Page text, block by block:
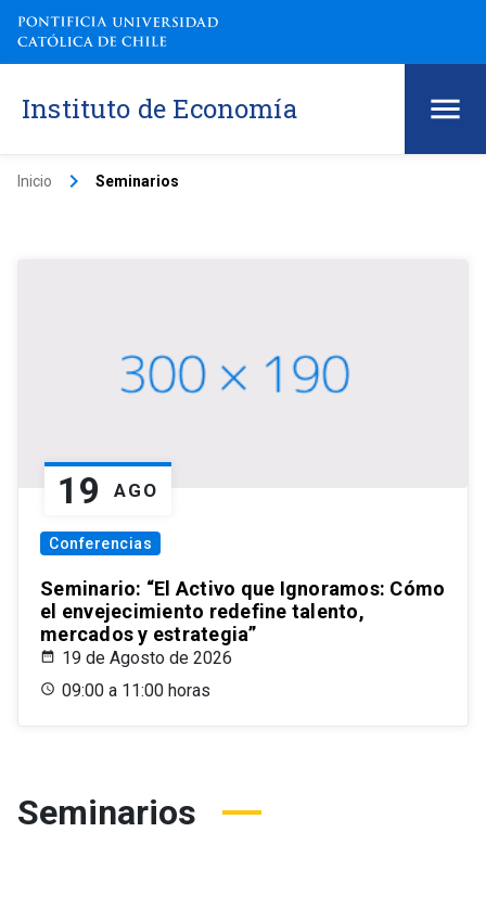
Instituto de Economía
Inicio keyboard_arrow_right Seminarios
19 AGO
Conferencias
Seminario: “El Activo que Ignoramos: Cómo
el envejecimiento redefine talento,
mercados y estrategia”
19 de Agosto de 2026
09:00 a 11:00 horas
Seminarios